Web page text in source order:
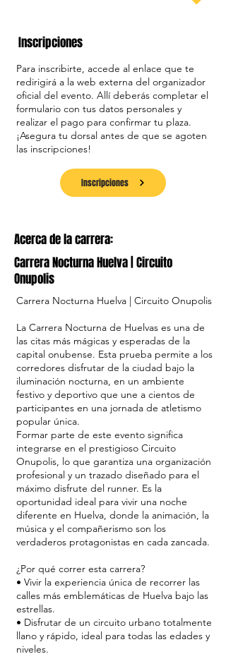
Inscripciones
Para inscribirte, accede al enlace que te
redirigirá a la web externa del organizador
oficial del evento. Allí deberás completar el
formulario con tus datos personales y
realizar el pago para confirmar tu plaza.
¡Asegura tu dorsal antes de que se agoten
las inscripciones!
Inscripciones
Acerca de la carrera:
Carrera Nocturna Huelva | Circuito
Onupolis
Carrera Nocturna Huelva | Circuito Onupolis
La Carrera Nocturna de Huelvas es una de
las citas más mágicas y esperadas de la
capital onubense. Esta prueba permite a los
corredores disfrutar de la ciudad bajo la
iluminación nocturna, en un ambiente
festivo y deportivo que une a cientos de
participantes en una jornada de atletismo
popular única.
Formar parte de este evento significa
integrarse en el prestigioso Circuito
Onupolis, lo que garantiza una organización
profesional y un trazado diseñado para el
máximo disfrute del runner. Es la
oportunidad ideal para vivir una noche
diferente en Huelva, donde la animación, la
música y el compañerismo son los
verdaderos protagonistas en cada zancada.
¿Por qué correr esta carrera?
• Vivir la experiencia única de recorrer las
calles más emblemáticas de Huelva bajo las
estrellas.
• Disfrutar de un circuito urbano totalmente
llano y rápido, ideal para todas las edades y
niveles.